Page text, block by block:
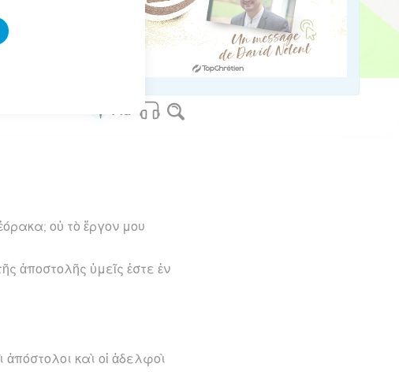
and Logos Bible Software - sblgnt.com
οὐ τὸ ἔργον μου
ἀποστολῆς ὑμεῖς ἐστε ἐν
καὶ οἱ ἀδελφοὶ